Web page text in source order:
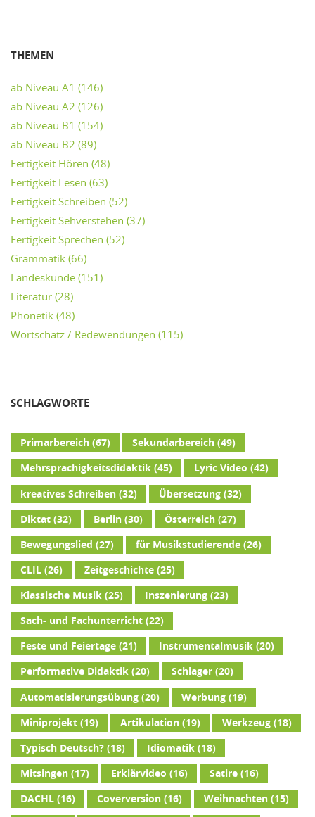
THEMEN
ab Niveau A1 (146)
ab Niveau A2 (126)
ab Niveau B1 (154)
ab Niveau B2 (89)
Fertigkeit Hören (48)
Fertigkeit Lesen (63)
Fertigkeit Schreiben (52)
Fertigkeit Sehverstehen (37)
Fertigkeit Sprechen (52)
Grammatik (66)
Landeskunde (151)
Literatur (28)
Phonetik (48)
Wortschatz / Redewendungen (115)
SCHLAGWORTE
Primarbereich(67) Sekundarbereich(49)
Mehrsprachigkeitsdidaktik(45) Lyric Video (42)
kreatives Schreiben(32) Übersetzung(32)
Diktat(32) Berlin(30) Österreich(27)
Bewegungslied (27) für Musikstudierende(26)
CLIL(26) Zeitgeschichte(25)
Klassische Musik(25) Inszenierung(23)
Sach- und Fachunterricht(22)
Feste und Feiertage(21) Instrumentalmusik(20)
Performative Didaktik(20) Schlager(20)
Automatisierungsübung(20) Werbung(19)
Miniprojekt(19) Artikulation(19) Werkzeug(18)
Typisch Deutsch?(18) Idiomatik(18)
Mitsingen(17) Erklärvideo (16) Satire(16)
DACHL(16) Coverversion(16) Weihnachten(15)